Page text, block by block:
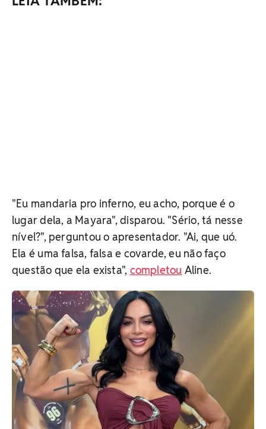
"Eu mandaria pro inferno, eu acho, porque é o
lugar dela, a Mayara", disparou. "Sério, tá nesse
nível?", perguntou o apresentador. "Ai, que uó.
Ela é uma falsa, falsa e covarde, eu não faço
questão que ela exista", completou Aline.